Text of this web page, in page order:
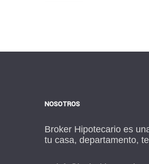
NOSOTROS
Broker Hipotecario es
tu casa, departamento,